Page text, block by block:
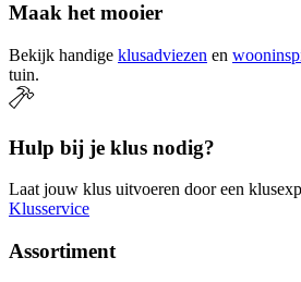
Maak het mooier
Bekijk handige klusadviezen en
tuin.
Hulp bij je klus nodig?
Laat jouw klus uitvoeren door een
Klusservice
Assortiment